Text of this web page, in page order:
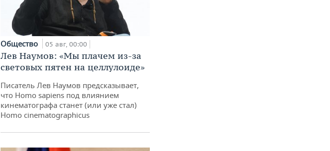
Общество 05 авг, 00:00
Лев Наумов: «Мы плачем из-за
световых пятен на целлулоиде»
Писатель Лев Наумов предсказывает,
что Homo sapiens под влиянием
кинематографа станет (или уже стал)
Homo cinematographicus